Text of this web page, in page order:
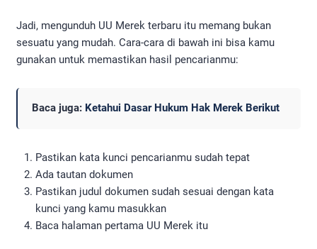
Jadi, mengunduh UU Merek terbaru itu memang bukan
sesuatu yang mudah. Cara-cara di bawah ini bisa kamu
gunakan untuk memastikan hasil pencarianmu:
Baca juga: Ketahui Dasar Hukum Hak Merek Berikut
Pastikan kata kunci pencarianmu sudah tepat
Ada tautan dokumen
Pastikan judul dokumen sudah sesuai dengan kata
kunci yang kamu masukkan
Baca halaman pertama UU Merek itu